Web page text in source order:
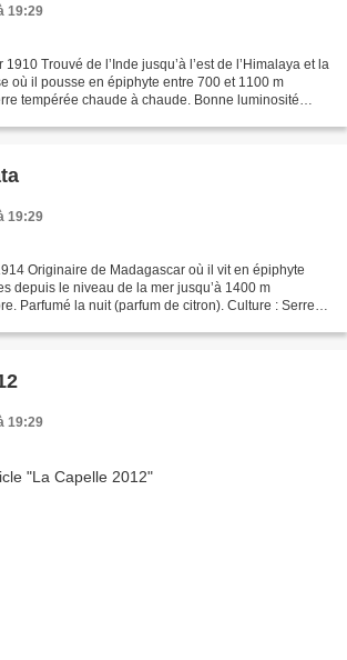
19:29
Trouvé de l’Inde jusqu’à l’est de l’Himalaya et la
où il pousse en épiphyte entre 700 et 1100 m
tempérée chaude à chaude. Bonne luminosité
19:29
Originaire de Madagascar où il vit en épiphyte
depuis le niveau de la mer jusqu’à 1400 m
Parfumé la nuit (parfum de citron). Culture : Serre
19:29